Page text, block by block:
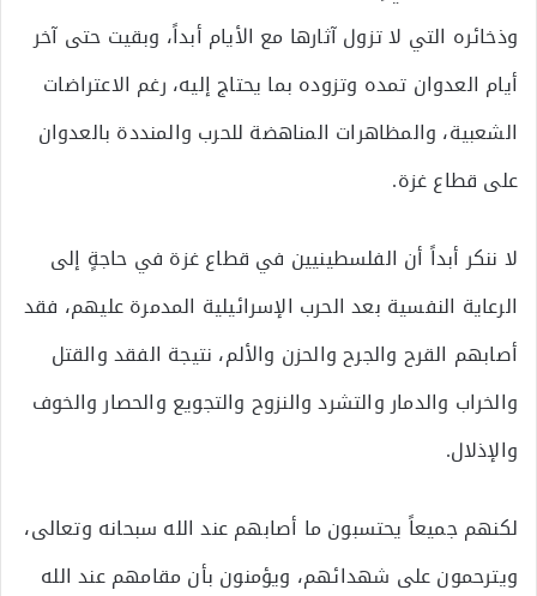
وذخائره التي لا تزول آثارها مع الأيام أبداً، وبقيت حتى آخر
أيام العدوان تمده وتزوده بما يحتاج إليه، رغم الاعتراضات
الشعبية، والمظاهرات المناهضة للحرب والمنددة بالعدوان
على قطاع غزة.
لا ننكر أبداً أن الفلسطينيين في قطاع غزة في حاجةٍ إلى
الرعاية النفسية بعد الحرب الإسرائيلية المدمرة عليهم، فقد
أصابهم القرح والجرح والحزن والألم، نتيجة الفقد والقتل
والخراب والدمار والتشرد والنزوح والتجويع والحصار والخوف
والإذلال.
لكنهم جميعاً يحتسبون ما أصابهم عند الله سبحانه وتعالى،
ويترحمون على شهدائهم، ويؤمنون بأن مقامهم عند الله